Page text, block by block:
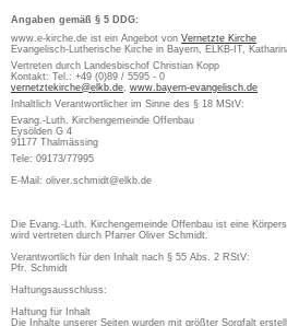
Angaben gemäß § 5 DDG:
www.e-kirche.de ist ein Angebot von Vernetzte Kirche
Evangelisch-Lutherische Kirche in Bayern, ELKB-IT,
Vertreten durch Landesbischof Christian Kopp
Kontakt: Tel.: +49 (0)89 / 5595 - 0
vernetztekirche@elkb.de, www.bayern-evangelisch.de
Inhaltlich Verantwortlicher im Sinne des § 18 MStV:
Evang.-Luth. Kirchengemeinde Offenbau
Eysölden G 4
91177 Thalmässing
Tele: 09173/77995
E-Mail: oliver.schmidt@elkb.de
Die Evang.-Luth. Kirchengemeinde Offenbau ist eine
wird vertreten durch Pfarrer Oliver Schmidt.
Verantwortlich für den Inhalt nach § 55 Abs. 2 RStV:
Pfr. Schmidt
Haftungsausschluss:
Haftung für Inhalt
Die Inhalte unserer Seiten wurden mit größter Sorgfalt